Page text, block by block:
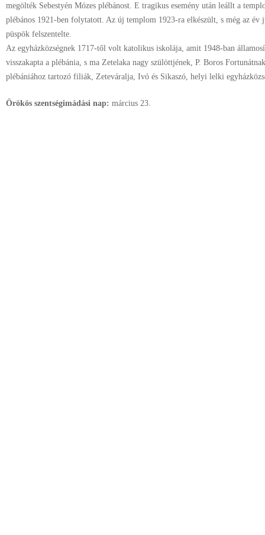
megölték Sebestyén Mózes plébánost. E tragikus esemény után leállt a
plébános 1921-ben folytatott. Az új templom 1923-ra elkészült, s még az
püspök felszentelte.
Az egyházközségnek 1717-től volt katolikus iskolája, amit 1948-ban
visszakapta a plébánia, s ma Zetelaka nagy szülöttjének, P. Boros
plébániához tartozó filiák, Zeteváralja, Ivó és Sikaszó, helyi lelki
Örökös szentségimádási nap: március 23.